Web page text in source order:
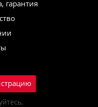
гарантия